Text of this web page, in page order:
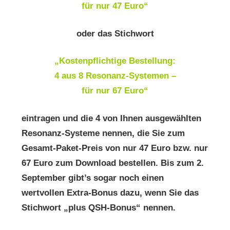
für nur 47 Euro“
oder das Stichwort
„Kostenpflichtige Bestellung:
4 aus 8 Resonanz-Systemen –
für nur 67 Euro“
eintragen und die 4 von Ihnen ausgewählten
Resonanz-Systeme nennen, die Sie zum
Gesamt-Paket-Preis von nur 47 Euro bzw. nur
67 Euro zum Download bestellen. Bis zum 2.
September gibt’s sogar noch einen
wertvollen Extra-Bonus dazu, wenn Sie das
Stichwort „plus QSH-Bonus“ nennen.